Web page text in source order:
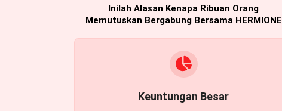
Inilah Alasan Kenapa Ribuan Orang
Memutuskan Bergabung Bersama HERMIONE
Keuntungan Besar